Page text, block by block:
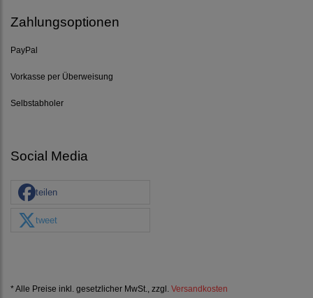
Zahlungsoptionen
PayPal
Vorkasse per Überweisung
Selbstabholer
Social Media
teilen
tweet
* Alle Preise inkl. gesetzlicher MwSt., zzgl. Versandkosten